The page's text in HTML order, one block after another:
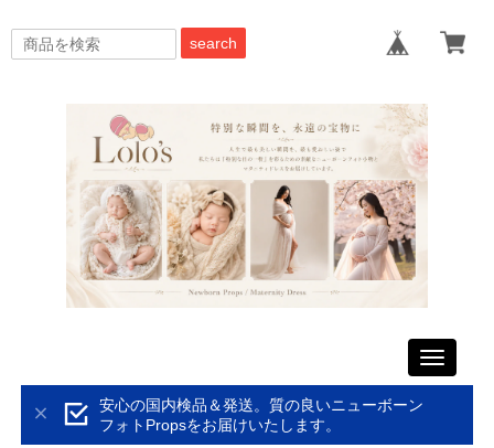
search
Toggle
安心の国内検品＆発送。質の良いニューボーン
フォトPropsをお届けいたします。